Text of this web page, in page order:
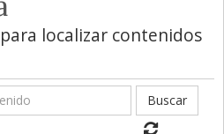
localizar contenidos
Buscar